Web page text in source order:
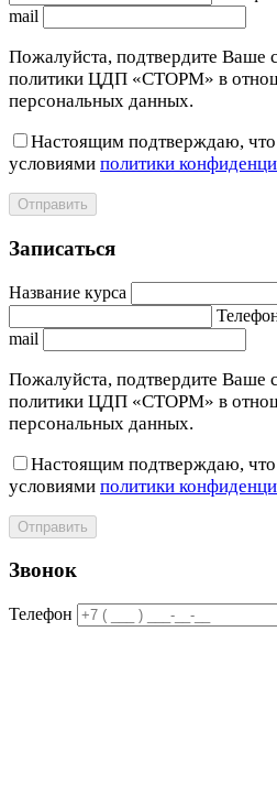
mail
Пожалуйста, подтвердите Ваше
политики ЦДП «СТОРМ» в
персональных данных.
Настоящим подтверждаю, что
условиями политики
Отправить
Записаться
Название курса
mail
Пожалуйста, подтвердите Ваше
политики ЦДП «СТОРМ» в
персональных данных.
Настоящим подтверждаю, что
условиями политики
Отправить
Звонок
Телефон